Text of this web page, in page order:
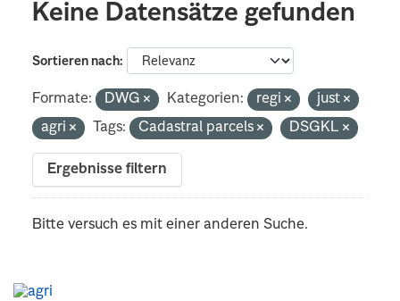
Keine Datensätze gefunden
Sortieren nach
Formate: DWG Kategorien: regi
just
agri
Tags: Cadastral parcels DSGKL
Ergebnisse filtern
Bitte versuch es mit einer anderen Suche.